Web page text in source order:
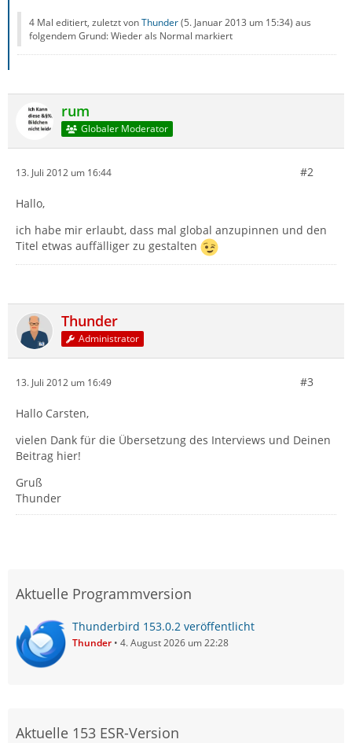
4 Mal editiert, zuletzt vonThunder(5. Januar 2013 um 15:34) aus
folgendem Grund: Wieder als Normal markiert
rum
Globaler Moderator
13. Juli 2012 um 16:44 #2
Hallo,
ich habe mir erlaubt, dass mal global anzupinnen und den
Titel etwas auffälliger zu gestalten
Thunder
Administrator
13. Juli 2012 um 16:49 #3
Hallo Carsten,
vielen Dank für die Übersetzung des Interviews und Deinen
Beitrag hier!
Gruß
Thunder
Aktuelle Programmversion
Thunderbird 153.0.2 veröffentlicht
Thunder 4. August 2026 um 22:28
Aktuelle 153 ESR-Version